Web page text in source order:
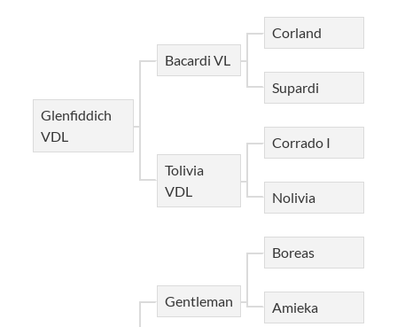
Glenfiddich
VDL
Bacardi VL
Tolivia
VDL
Gentleman
Corland
Supardi
Corrado I
Nolivia
Boreas
Amieka